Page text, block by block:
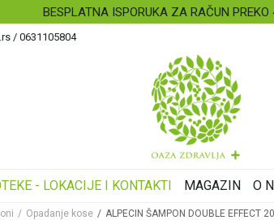
BESPLATNA ISPORUKA ZA RAČUN
/ 0631105804
- LOKACIJE I KONTAKTI MAGAZIN O
Opadanje kose ALPECIN ŠAMPON DOUBLE EFFECT